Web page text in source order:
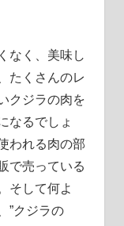
なく、美味し
たくさんのレ
クジラの肉を
なるでしょ
われる肉の部
で売っている
そして何よ
”クジラの